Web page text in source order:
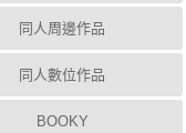
同人周邊作品
同人數位作品
BOOKY